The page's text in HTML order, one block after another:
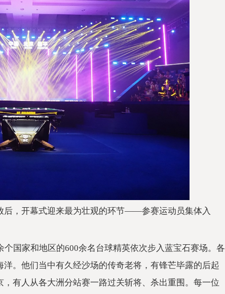
后，开幕式迎来最为壮观的环节——参赛运动员集体入
个国家和地区的600余名台球精英依次步入蓝宝石赛场。各
。他们当中有久经沙场的传奇老将，有锋芒毕露的后起
有人从各大洲分站赛一路过关斩将、杀出重围。每一位